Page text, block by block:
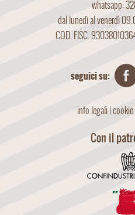
whatsapp:
dal lunedì al venerdì
COD. FISC.
seguici su:
info legali|
Con il